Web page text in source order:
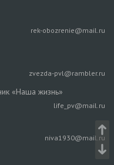
rek-obozrenie@mail.ru
zvezda-pvl@rambler.ru
«Наша жизнь»
life_pv@mail.ru
niva1930@mail.ru